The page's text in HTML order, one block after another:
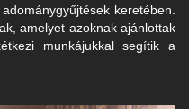
keretében.
amelyet azoknak ajánlottak
munkájukkal segítik a